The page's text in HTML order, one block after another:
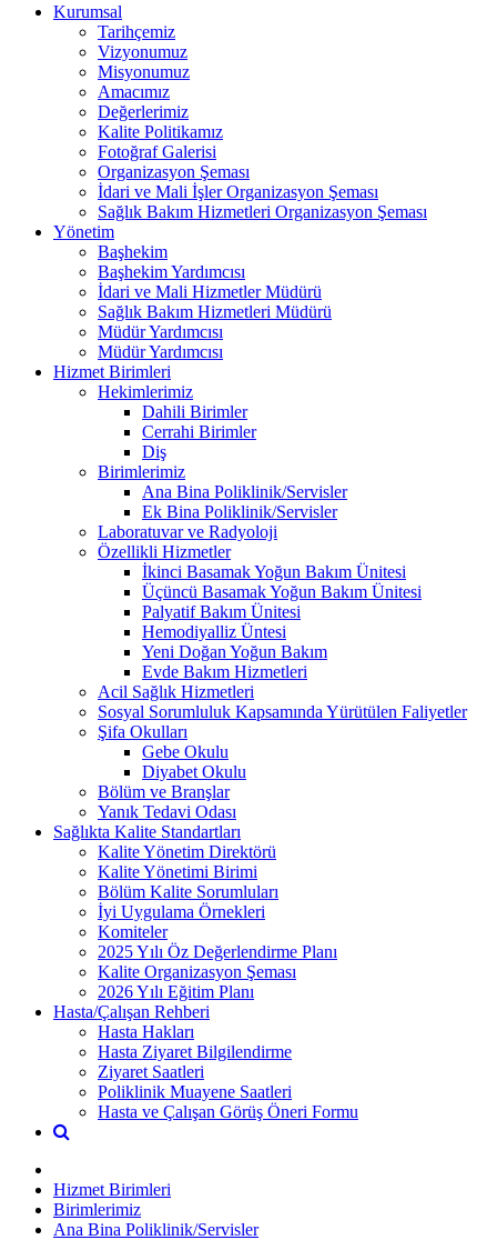
Kurumsal
Tarihçemiz
Vizyonumuz
Misyonumuz
Amacımız
Değerlerimiz
Kalite Politikamız
Fotoğraf Galerisi
Organizasyon Şeması
İdari ve Mali İşler Organizasyon Şeması
Sağlık Bakım Hizmetleri Organizasyon Şeması
Yönetim
Başhekim
Başhekim Yardımcısı
İdari ve Mali Hizmetler Müdürü
Sağlık Bakım Hizmetleri Müdürü
Müdür Yardımcısı
Müdür Yardımcısı
Hizmet Birimleri
Hekimlerimiz
Dahili Birimler
Cerrahi Birimler
Diş
Birimlerimiz
Ana Bina Poliklinik/Servisler
Ek Bina Poliklinik/Servisler
Laboratuvar ve Radyoloji
Özellikli Hizmetler
İkinci Basamak Yoğun Bakım Ünitesi
Üçüncü Basamak Yoğun Bakım Ünitesi
Palyatif Bakım Ünitesi
Hemodiyalliz Üntesi
Yeni Doğan Yoğun Bakım
Evde Bakım Hizmetleri
Acil Sağlık Hizmetleri
Sosyal Sorumluluk Kapsamında Yürütülen Faliyetler
Şifa Okulları
Gebe Okulu
Diyabet Okulu
Bölüm ve Branşlar
Yanık Tedavi Odası
Sağlıkta Kalite Standartları
Kalite Yönetim Direktörü
Kalite Yönetimi Birimi
Bölüm Kalite Sorumluları
İyi Uygulama Örnekleri
Komiteler
2025 Yılı Öz Değerlendirme Planı
Kalite Organizasyon Şeması
2026 Yılı Eğitim Planı
Hasta/Çalışan Rehberi
Hasta Hakları
Hasta Ziyaret Bilgilendirme
Ziyaret Saatleri
Poliklinik Muayene Saatleri
Hasta ve Çalışan Görüş Öneri Formu
Hizmet Birimleri
Birimlerimiz
Ana Bina Poliklinik/Servisler